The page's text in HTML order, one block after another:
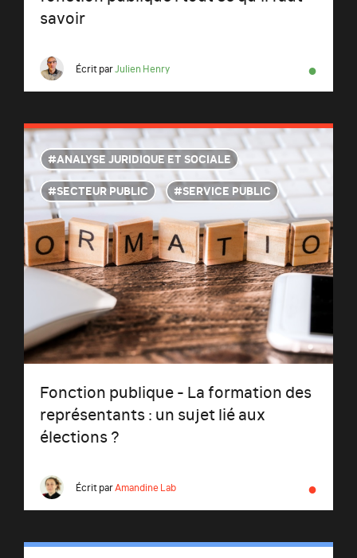
savoir
Écrit parJulien Henry ●
ANALYSE JURIDIQUE ET SOCIALE
SECTEUR PUBLIC
SERVICE PUBLIC
Fonction publique - La formation des
représentants : un sujet lié aux
élections ?
Écrit parAmandine Lab ●